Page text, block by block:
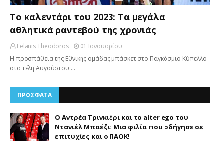
Το καλεντάρι του 2023: Τα μεγάλα
αθλητικά ραντεβού της χρονιάς
Felanis Theodoros
01 Ιανουαρίου
Η προσπάθεια της Εθνικής ομάδας μπάσκετ στο Παγκόσμιο Κύπελλο
στα τέλη Αυγούστου …
ΠΡΟΣΦΑΤΑ
Ο Αντρέα Τρινκιέρι και το alter ego του
Ντανιέλ Μπαέζι: Μια φιλία που οδήγησε σε
επιτυχίες και ο ΠΑΟΚ!